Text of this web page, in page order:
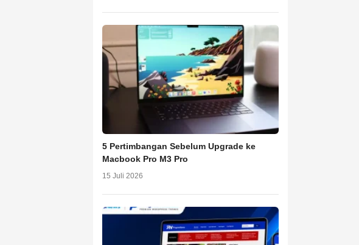
5 Pertimbangan Sebelum Upgrade ke
Macbook Pro M3 Pro
15 Juli 2026